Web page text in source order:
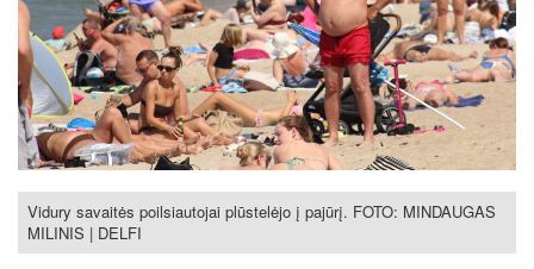
Vidury savaitės poilsiautojai plūstelėjo į pajūrį. FOTO: MINDAUGAS
MILINIS | DELFI